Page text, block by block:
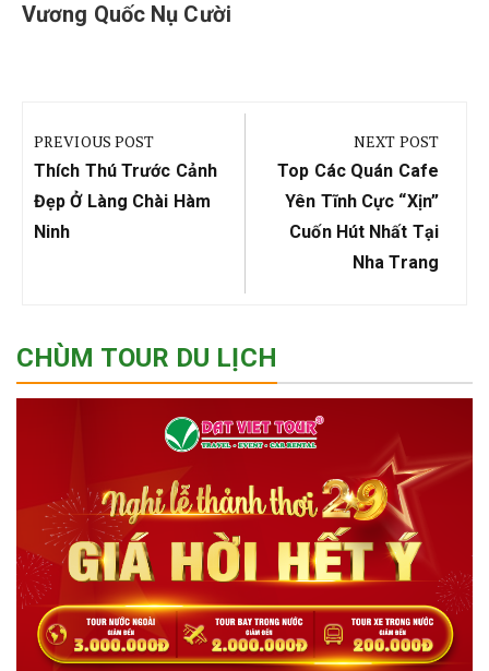
Vương Quốc Nụ Cười
hướng
bài
viết
PREVIOUS POST
Previous
Post:
Thích Thú Trước Cảnh
Đẹp Ở Làng Chài Hàm
Ninh
NEXT POST
Next
Post:
Top Các Quán Cafe
Yên Tĩnh Cực “xịn”
Cuốn Hút Nhất Tại
Nha Trang
CHÙM TOUR DU LỊCH